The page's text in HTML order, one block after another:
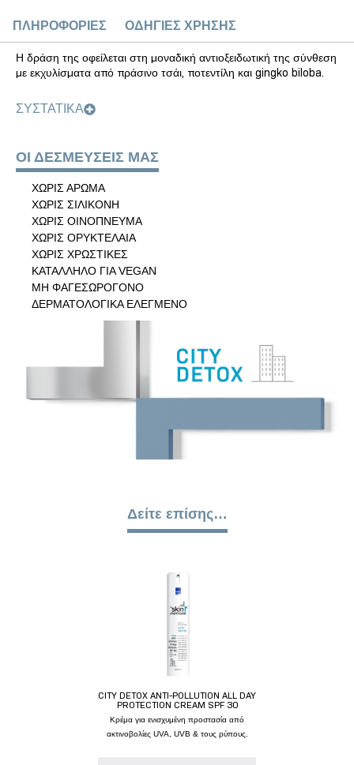
ΠΛΗΡΟΦΟΡΙΕΣ ΟΔΗΓΙΕΣ ΧΡΗΣΗΣ
Η δράση της οφείλεται στη μοναδική αντιοξειδωτική της σύνθεση
με εκχυλίσματα από πράσινο τσάι, ποτεντίλη και gingko biloba.
ΣΥΣΤΑΤΙΚΑ
ΟΙ ΔΕΣΜΕΥΣΕΙΣ ΜΑΣ
ΧΩΡΙΣ ΑΡΩΜΑ
ΧΩΡΙΣ ΣΙΛΙΚΟΝΗ
ΧΩΡΙΣ ΟΙΝΟΠΝΕΥΜΑ
ΧΩΡΙΣ ΟΡΥΚΤΕΛΑΙΑ
ΧΩΡΙΣ ΧΡΩΣΤΙΚΕΣ
ΚΑΤΑΛΛΗΛΟ ΓΙΑ VEGAN
ΜΗ ΦΑΓΕΣΩΡΟΓΟΝΟ
ΔΕΡΜΑΤΟΛΟΓΙΚΑ ΕΛΕΓΜΕΝΟ
Δείτε επίσης…
CITY DETOX ANTI-POLLUTION ALL DAY
PROTECTION CREAM SPF 30
Κρέμα για ενισχυμένη προστασία από
ακτινοβολίες UVA, UVB & τους ρύπους.